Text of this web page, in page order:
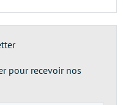
pour recevoir nos